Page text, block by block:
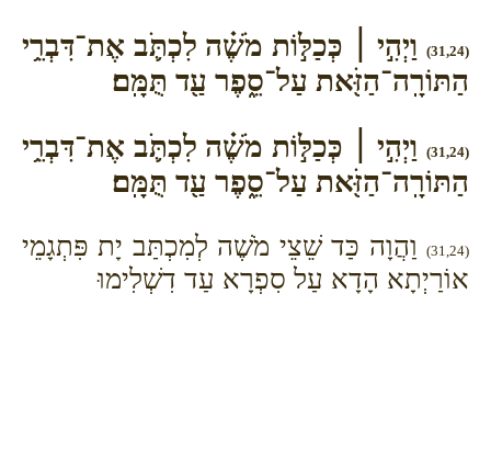
(31,24)
וַיְהִ֣י ׀ כְּכַלּ֣וֹת מֹשֶׁ֗ה לִכְתֹּ֛ב אֶת־דִּבְרֵ֥י
הַתּוֹרָֽה־הַזֹּ֖את עַל־סֵ֑פֶר עַ֖ד תֻּמָּֽם׃
(31,24)
וַיְהִ֣י ׀ כְּכַלּ֣וֹת מֹשֶׁ֗ה לִכְתֹּ֛ב אֶת־דִּבְרֵ֥י
הַתּוֹרָֽה־הַזֹּ֖את עַל־סֵ֑פֶר עַ֖ד תֻּמָּֽם׃
(31,24)
וַהֲוָה כַּד שֵׁצֵי מֹשֶׁה לְמִכְתַּב יָת פִּתְגָמֵי
אוֹרַיְתָא הָדָא עַל סִפְרָא עַד דִשְׁלִימוּ